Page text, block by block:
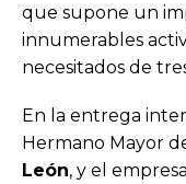
que supone un
innumerables
necesitados de
En la entrega
Hermano Mayor
León, y el